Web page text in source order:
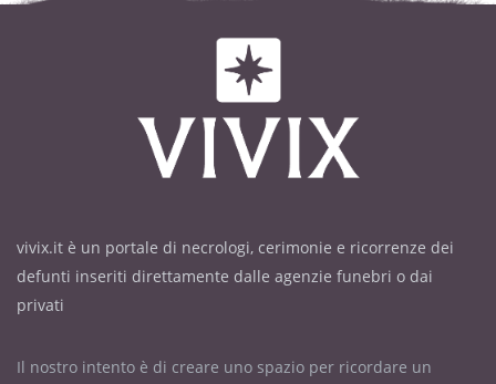
vivix.it è un portale di necrologi, cerimonie e ricorrenze dei
defunti inseriti direttamente dalle agenzie funebri o dai
privati
Il nostro intento è di creare uno spazio per ricordare un